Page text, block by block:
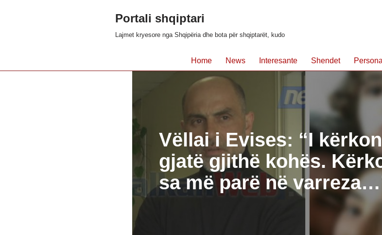
Portali shqiptari
Lajmet kryesore nga Shqipëria dhe bota për shqiptarët, kudo
Home News Interesante Shendet
Vëllai i Evises: “I
gjatë gjithë kohës.
sa më parë në